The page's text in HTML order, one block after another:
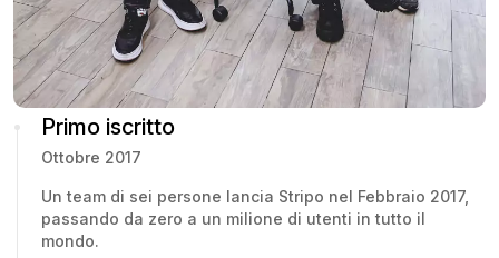
Primo iscritto
Ottobre 2017
Un team di sei persone lancia Stripo nel Febbraio 2017,
passando da zero a un milione di utenti in tutto il
mondo.